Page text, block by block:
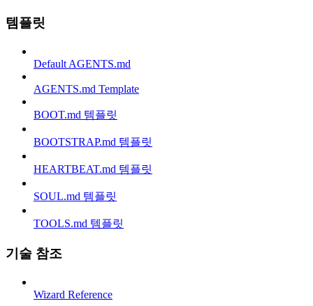
템플릿
Default AGENTS.md
AGENTS.md Template
BOOT.md 템플릿
BOOTSTRAP.md 템플릿
HEARTBEAT.md 템플릿
SOUL.md 템플릿
TOOLS.md 템플릿
기술 참조
Wizard Reference